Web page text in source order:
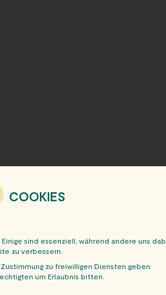
COOKIES
sind essenziell, während andere uns
zu verbessern.
zu freiwilligen Diensten geben
um Erlaubnis bitten.